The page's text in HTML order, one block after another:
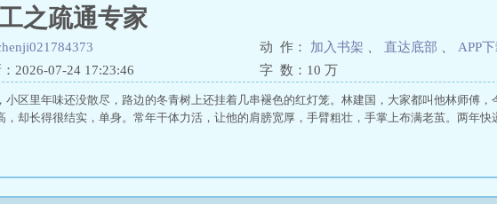
之疏通专家
动 作： 加入书架 直达底部
APP
2026-07-24 17:23:46
字 数： 10 万
小区里年味还没散尽，路边的冬青树上还挂着几串褪色的红灯笼。林建国，大家都叫他林师傅，
，却长得很结实，单身。常年干体力活，让他的肩膀宽厚，手臂粗壮，手掌上布满老茧。两年快